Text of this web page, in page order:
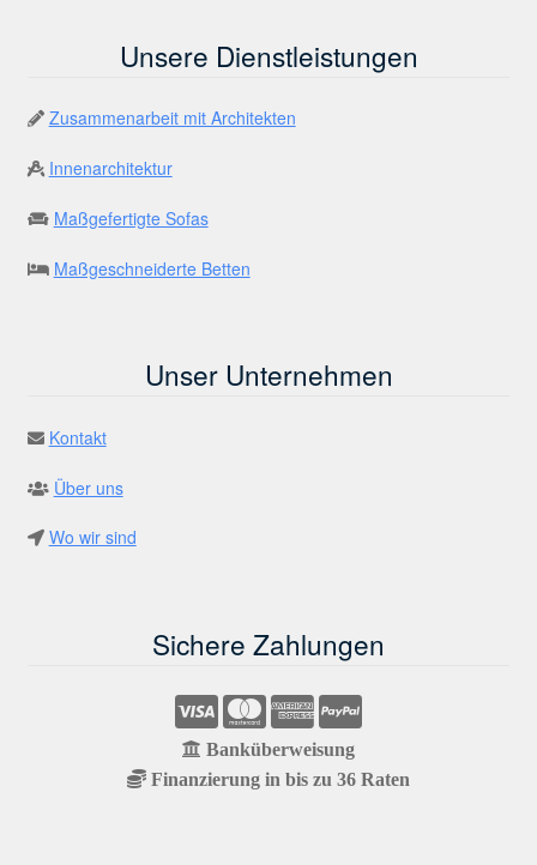
Unsere Dienstleistungen
Zusammenarbeit mit Architekten
Innenarchitektur
Maßgefertigte Sofas
Maßgeschneiderte Betten
Unser Unternehmen
Kontakt
Über uns
Wo wir sind
Sichere Zahlungen
Banküberweisung
Finanzierung in bis zu 36 Raten